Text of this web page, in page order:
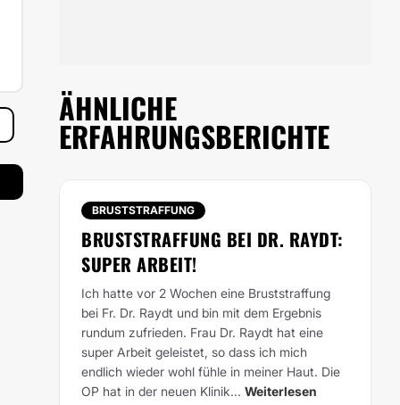
ÄHNLICHE
ERFAHRUNGSBERICHTE
BRUSTSTRAFFUNG
BRUSTSTRAFFUNG BEI DR. RAYDT:
SUPER ARBEIT!
Ich hatte vor 2 Wochen eine Bruststraffung
bei Fr. Dr. Raydt und bin mit dem Ergebnis
rundum zufrieden. Frau Dr. Raydt hat eine
super Arbeit geleistet, so dass ich mich
endlich wieder wohl fühle in meiner Haut. Die
OP hat in der neuen Klinik... Weiterlesen